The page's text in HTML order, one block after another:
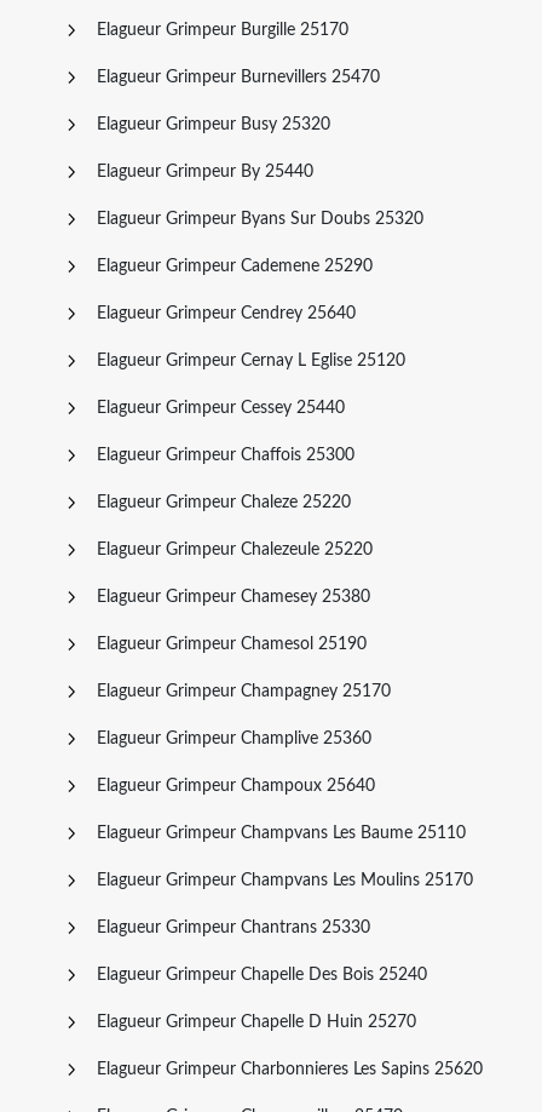
Elagueur Grimpeur Burgille 25170
Elagueur Grimpeur Burnevillers 25470
Elagueur Grimpeur Busy 25320
Elagueur Grimpeur By 25440
Elagueur Grimpeur Byans Sur Doubs 25320
Elagueur Grimpeur Cademene 25290
Elagueur Grimpeur Cendrey 25640
Elagueur Grimpeur Cernay L Eglise 25120
Elagueur Grimpeur Cessey 25440
Elagueur Grimpeur Chaffois 25300
Elagueur Grimpeur Chaleze 25220
Elagueur Grimpeur Chalezeule 25220
Elagueur Grimpeur Chamesey 25380
Elagueur Grimpeur Chamesol 25190
Elagueur Grimpeur Champagney 25170
Elagueur Grimpeur Champlive 25360
Elagueur Grimpeur Champoux 25640
Elagueur Grimpeur Champvans Les Baume 25110
Elagueur Grimpeur Champvans Les Moulins 25170
Elagueur Grimpeur Chantrans 25330
Elagueur Grimpeur Chapelle Des Bois 25240
Elagueur Grimpeur Chapelle D Huin 25270
Elagueur Grimpeur Charbonnieres Les Sapins 25620